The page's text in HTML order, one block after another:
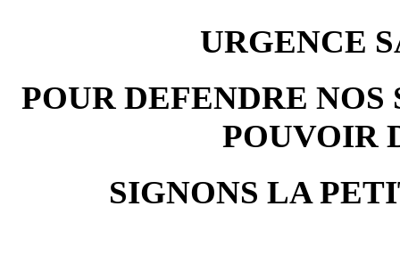
URGENCE
POUR DEFENDRE
POUVOIR
SIGNONS LA